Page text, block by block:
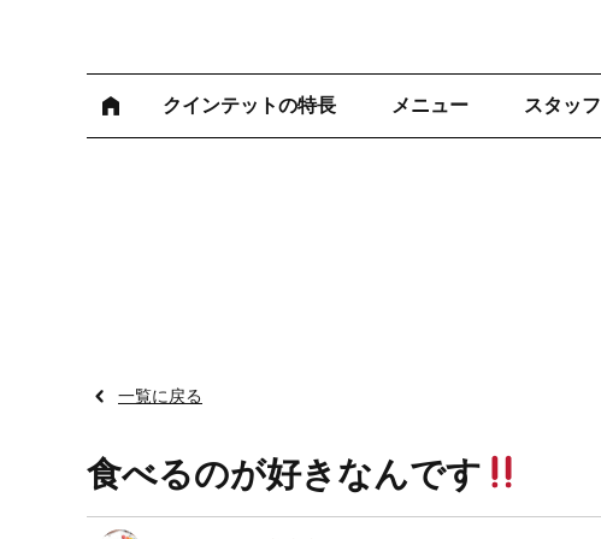
クインテットの特長 メニュー スタッフ
一覧に戻る
食べるのが好きなんです